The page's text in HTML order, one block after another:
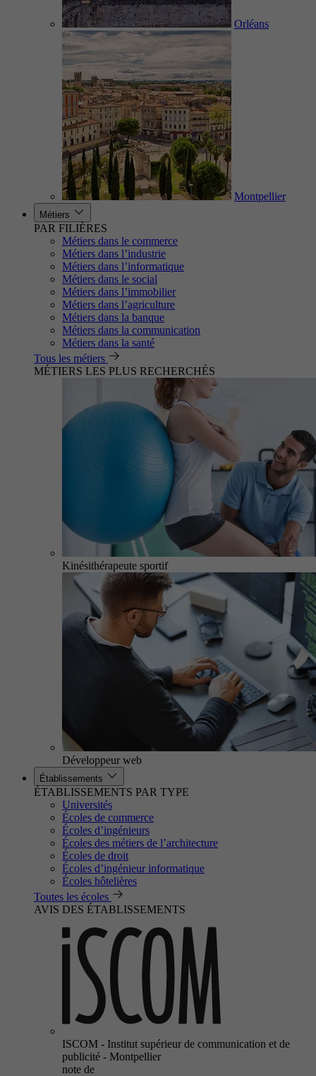
Orléans
Montpellier
Métiers
PAR FILIÈRES
Métiers dans le commerce
Métiers dans l’industrie
Métiers dans l’informatique
Métiers dans le social
Métiers dans l’immobilier
Métiers dans l’agriculture
Métiers dans la banque
Métiers dans la communication
Métiers dans la santé
Tous les métiers
MÉTIERS LES PLUS RECHERCHÉS
Kinésithérapeute sportif
Développeur web
Établissements
ÉTABLISSEMENTS PAR TYPE
Universités
Écoles de commerce
Écoles d’ingénieurs
Écoles des métiers de l’architecture
Écoles de droit
Écoles d’ingénieur informatique
Écoles hôtelières
Toutes les écoles
AVIS DES ÉTABLISSEMENTS
ISCOM - Institut supérieur de communication et de
publicité - Montpellier
note de